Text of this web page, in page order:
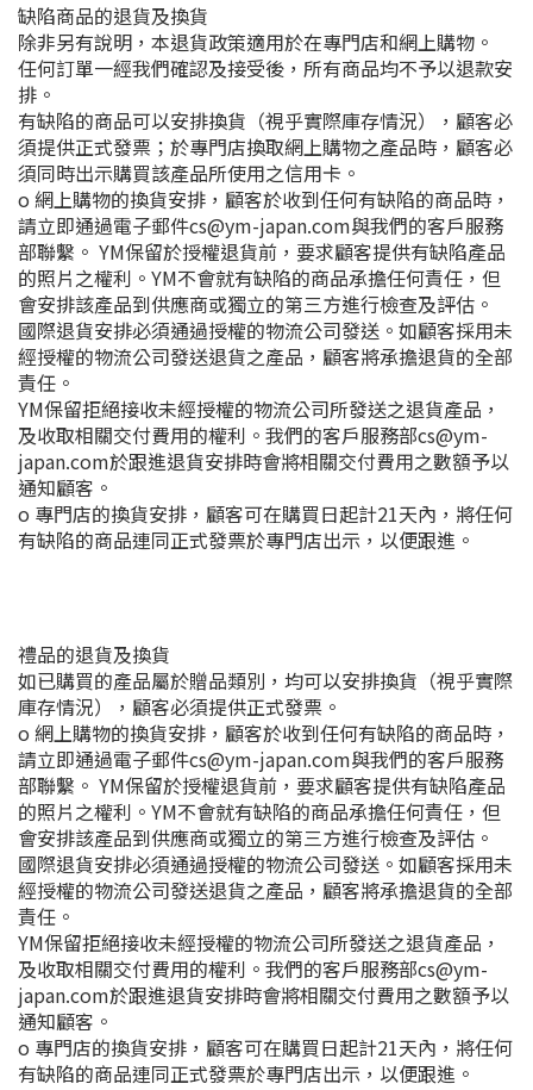
缺陷商品的退貨及換貨
除非另有說明，本退貨政策適用於在專門店和網上購物。
任何訂單一經我們確認及接受後，所有商品均不予以退款安
排。
有缺陷的商品可以安排換貨（視乎實際庫存情況），顧客必
須提供正式發票；於專門店換取網上購物之產品時，顧客必
須同時出示購買該產品所使用之信用卡。
o 網上購物的換貨安排，顧客於收到任何有缺陷的商品時，
請立即通過電子郵件cs@ym-japan.com與我們的客戶服務
部聯繫。 YM保留於授權退貨前，要求顧客提供有缺陷產品
的照片之權利。YM不會就有缺陷的商品承擔任何責任，但
會安排該產品到供應商或獨立的第三方進行檢查及評估。
國際退貨安排必須通過授權的物流公司發送。如顧客採用未
經授權的物流公司發送退貨之產品，顧客將承擔退貨的全部
責任。
YM保留拒絕接收未經授權的物流公司所發送之退貨產品，
及收取相關交付費用的權利。我們的客戶服務部cs@ym-
japan.com於跟進退貨安排時會將相關交付費用之數額予以
通知顧客。
o 專門店的換貨安排，顧客可在購買日起計21天內，將任何
有缺陷的商品連同正式發票於專門店出示，以便跟進。
禮品的退貨及換貨
如已購買的產品屬於贈品類別，均可以安排換貨（視乎實際
庫存情況），顧客必須提供正式發票。
o 網上購物的換貨安排，顧客於收到任何有缺陷的商品時，
請立即通過電子郵件cs@ym-japan.com與我們的客戶服務
部聯繫。 YM保留於授權退貨前，要求顧客提供有缺陷產品
的照片之權利。YM不會就有缺陷的商品承擔任何責任，但
會安排該產品到供應商或獨立的第三方進行檢查及評估。
國際退貨安排必須通過授權的物流公司發送。如顧客採用未
經授權的物流公司發送退貨之產品，顧客將承擔退貨的全部
責任。
YM保留拒絕接收未經授權的物流公司所發送之退貨產品，
及收取相關交付費用的權利。我們的客戶服務部cs@ym-
japan.com於跟進退貨安排時會將相關交付費用之數額予以
通知顧客。
o 專門店的換貨安排，顧客可在購買日起計21天內，將任何
有缺陷的商品連同正式發票於專門店出示，以便跟進。